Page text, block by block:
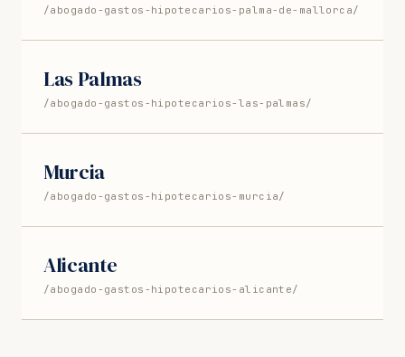
/abogado-gastos-hipotecarios-palma-de-mallorca/
Las Palmas
/abogado-gastos-hipotecarios-las-palmas/
Murcia
/abogado-gastos-hipotecarios-murcia/
Alicante
/abogado-gastos-hipotecarios-alicante/